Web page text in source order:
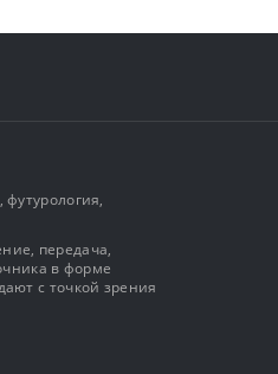
передача,
в форме
с точкой зрения